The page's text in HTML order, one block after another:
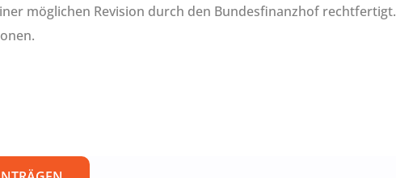
möglichen Revision durch den Bundesfinanzhof rechtfertigt.